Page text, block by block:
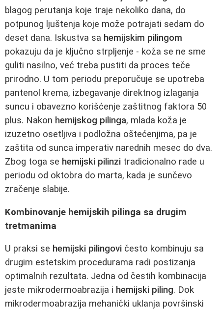
blagog perutanja koje traje nekoliko dana, do
potpunog ljuštenja koje može potrajati sedam do
deset dana. Iskustva sa hemijskim pilingom
pokazuju da je ključno strpljenje - koža se ne sme
guliti nasilno, već treba pustiti da proces teče
prirodno. U tom periodu preporučuje se upotreba
pantenol krema, izbegavanje direktnog izlaganja
suncu i obavezno korišćenje zaštitnog faktora 50
plus. Nakon hemijskog pilinga, mlada koža je
izuzetno osetljiva i podložna oštećenjima, pa je
zaštita od sunca imperativ narednih mesec do dva.
Zbog toga se hemijski pilinzi tradicionalno rade u
periodu od oktobra do marta, kada je sunčevo
zračenje slabije.
Kombinovanje hemijskih pilinga sa drugim
tretmanima
U praksi se hemijski pilingovi često kombinuju sa
drugim estetskim procedurama radi postizanja
optimalnih rezultata. Jedna od čestih kombinacija
jeste mikrodermoabrazija i hemijski piling. Dok
mikrodermoabrazija mehanički uklanja površinski